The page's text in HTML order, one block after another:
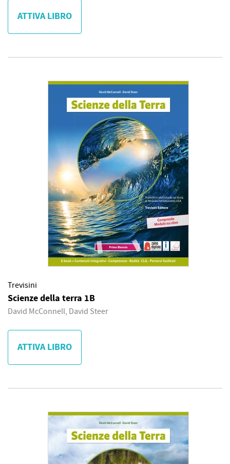
ATTIVA LIBRO
Trevisini
Scienze della terra 1B
David McConnell, David Steer
ATTIVA LIBRO